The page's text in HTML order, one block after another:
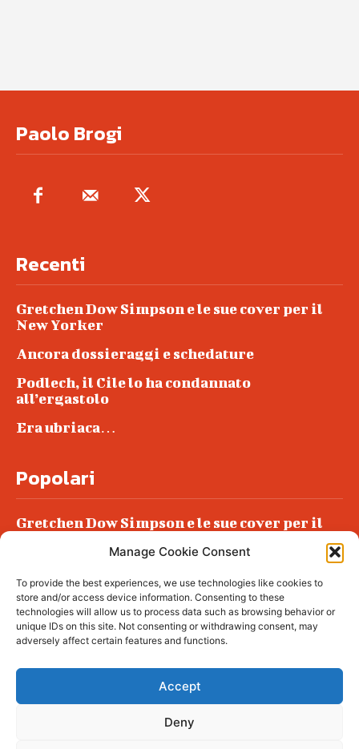
Manage Cookie Consent
To provide the best experiences, we use technologies like cookies to
store and/or access device information. Consenting to these
technologies will allow us to process data such as browsing behavior or
unique IDs on this site. Not consenting or withdrawing consent, may
adversely affect certain features and functions.
Accept
Deny
Paolo Brogi
Recenti
Gretchen Dow Simpson e le sue cover per il
New Yorker
Ancora dossieraggi e schedature
Podlech, il Cile lo ha condannato
all’ergastolo
Era ubriaca…
Popolari
Gretchen Dow Simpson e le sue cover per il
Podlech, il Cile lo ha condannato
all’ergastolo
Era ubriaca…
© tagDiv - All rights reserved. Made with